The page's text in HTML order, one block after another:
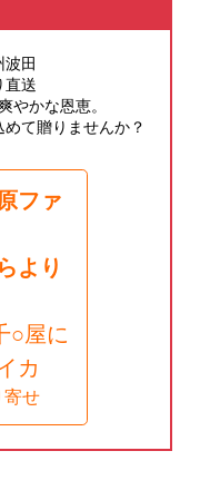
波田
直送
やかな恩恵。
て贈りませんか？
ファ
より
○屋に
カ
寄せ